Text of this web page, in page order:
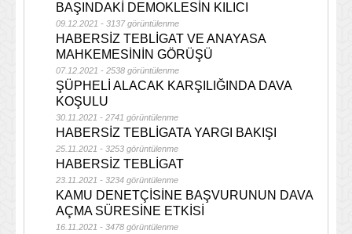
BAŞINDAKİ DEMOKLESİN KILICI
09.12.2021 - 3137 görüntülenme
HABERSİZ TEBLİGAT VE ANAYASA
MAHKEMESİNİN GÖRÜŞÜ
07.12.2021 - 2538 görüntülenme
ŞÜPHELİ ALACAK KARŞILIĞINDA DAVA
KOŞULU
30.11.2021 - 2741 görüntülenme
HABERSİZ TEBLİGATA YARGI BAKIŞI
25.11.2021 - 3253 görüntülenme
HABERSİZ TEBLİGAT
23.11.2021 - 3234 görüntülenme
KAMU DENETÇİSİNE BAŞVURUNUN DAVA
AÇMA SÜRESİNE ETKİSİ
16.11.2021 - 3478 görüntülenme